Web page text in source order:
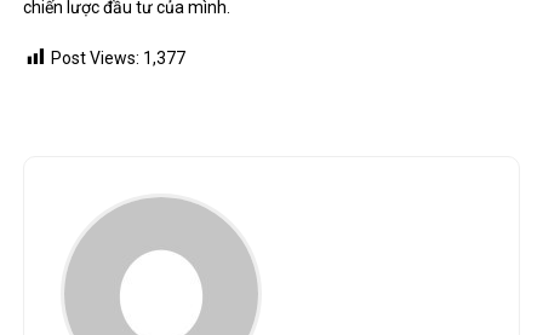
chiến lược đầu tư của mình.
Post Views: 1,377